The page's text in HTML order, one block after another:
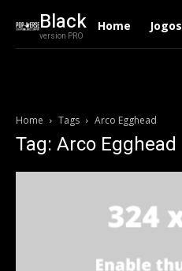
Black
version PRO
Home Jogos
Home Tags Arco Egghead
Tag: Arco Egghead